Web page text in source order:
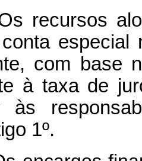
com base
à taxa de
às
1º.